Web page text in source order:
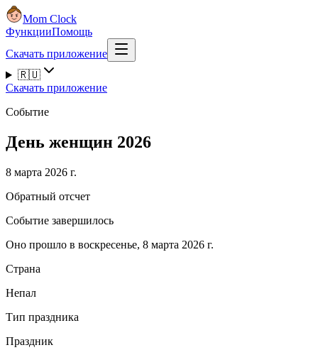
Mom Clock
ФункцииПомощь
Скачать приложение
🇷🇺
Скачать приложение
Событие
День женщин 2026
8 марта 2026 г.
Обратный отсчет
Событие завершилось
Оно прошло в воскресенье, 8 марта 2026 г.
Страна
Непал
Тип праздника
Праздник